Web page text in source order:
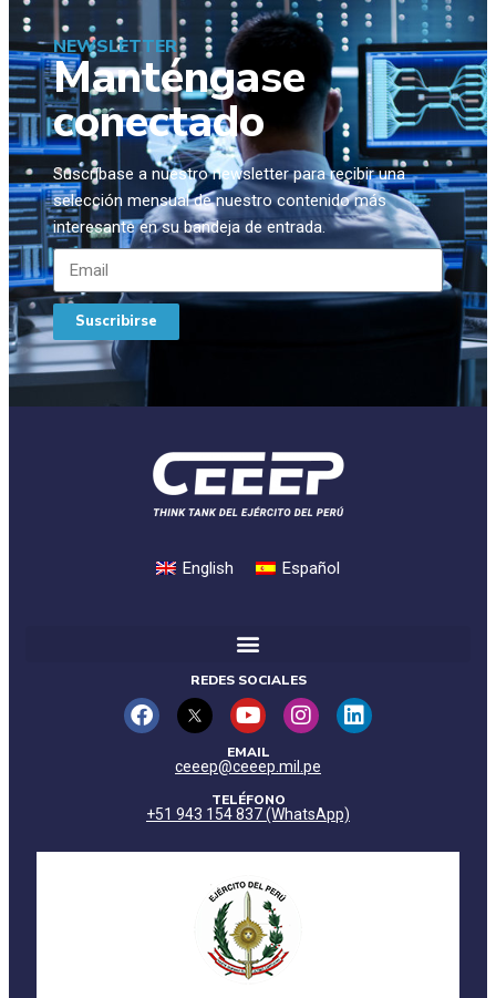
NEWSLETTER
Manténgase
conectado
Suscríbase a nuestro newsletter para recibir una
selección mensual de nuestro contenido más
interesante en su bandeja de entrada.
Suscribirse
English Español
REDES SOCIALES
EMAIL
ceeep@ceeep.mil.pe
TELÉFONO
+51 943 154 837 (WhatsApp)